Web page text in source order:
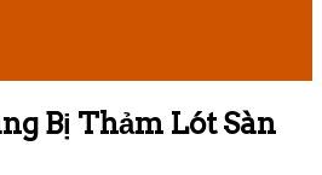
Bị Thảm Lót Sàn